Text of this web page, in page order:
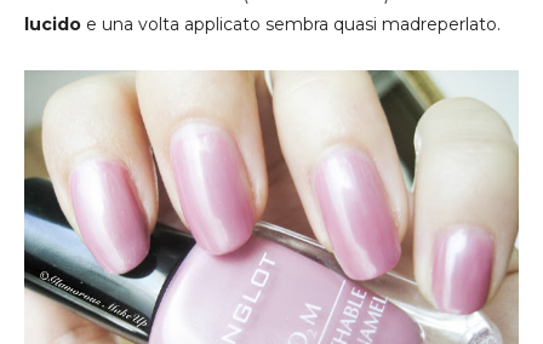
lucido e una volta applicato sembra quasi madreperlato.